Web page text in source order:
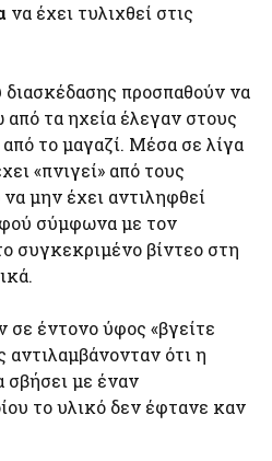
να έχει τυλιχθεί στις
προσπαθούν να
τα ηχεία έλεγαν στους
το μαγαζί. Μέσα σε λίγα
«πνιγεί» από τους
μην έχει αντιληφθεί
σύμφωνα με τον
συγκεκριμένο βίντεο στη
έντονο ύφος «βγείτε
ότι η
σβήσει με έναν
το υλικό δεν έφτανε καν